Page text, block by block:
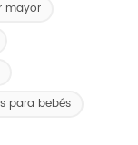
mayor
para bebés